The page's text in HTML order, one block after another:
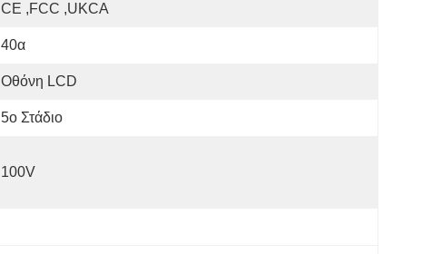
CE ,FCC ,UKCA
40α
Οθόνη LCD
5ο Στάδιο
100V